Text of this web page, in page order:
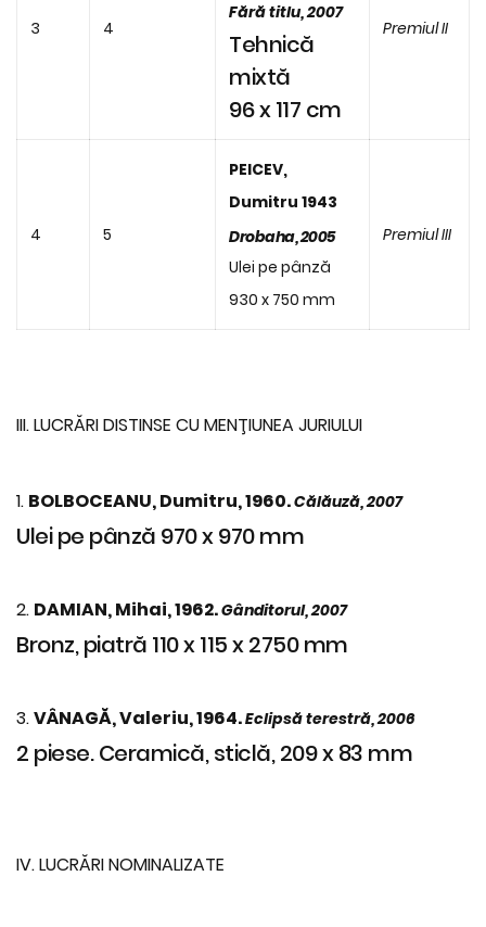
3 4
Fără titlu, 2007
Tehnică
mixtă
96 x 117 cm
Premiul II
4 5
PEICEV,
Dumitru 1943
Drobaha, 2005
Ulei pe pânză
930 x 750 mm
Premiul III
III. LUCRĂRI DISTINSE CU MENŢIUNEA JURIULUI
1. BOLBOCEANU, Dumitru, 1960.Călăuză, 2007
Ulei pe pânză 970 x 970 mm
2. DAMIAN, Mihai, 1962.Gânditorul, 2007
Bronz, piatră 110 x 115 x 2750 mm
3.VÂNAGĂ, Valeriu, 1964.Eclipsă terestră, 2006
2 piese. Ceramică, sticlă, 209 x 83 mm
IV. LUCRĂRI NOMINALIZATE